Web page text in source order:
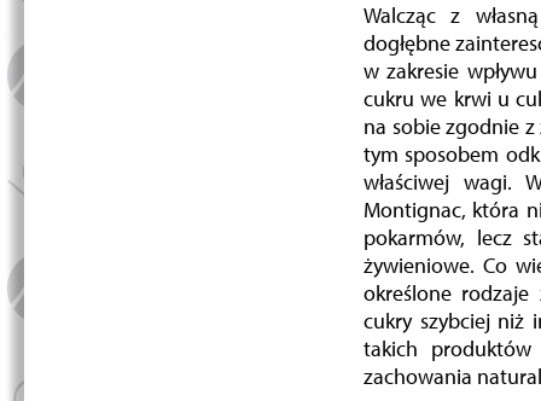
Walcząc z
dogłębne
w zakresie
cukru we krwi u
na sobie zgodnie z
tym sposobem
właściwej wagi.
Montignac, która
pokarmów, lecz
żywieniowe. Co
określone
cukry szybciej niż
takich
zachowania